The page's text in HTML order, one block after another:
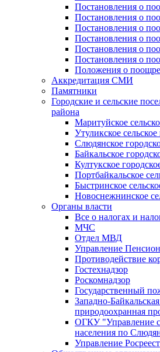
Постановления о
Постановления о
Постановления о
Постановления о
Постановления о
Постановления о
Положения о
Аккредитация СМИ
Памятники
Городские и сельские
района
Маритуйское
Утуликское
Слюдянское
Байкальское
Култукское
Портбайкальское
Быстринское
Новоснежнинское
Органы власти
Все о налогах и
МЧС
Отдел МВД
Управление
Противодействие
Гостехнадзор
Роскомнадзор
Государственный
Западно-
природоохранная
ОГКУ "Управление
населения по
Управление